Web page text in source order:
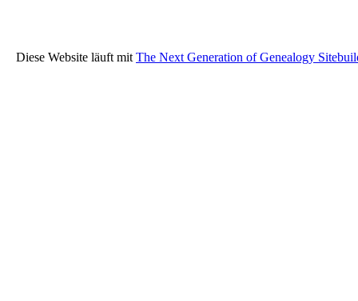
Diese Website läuft mit The Next Generation of Genealogy